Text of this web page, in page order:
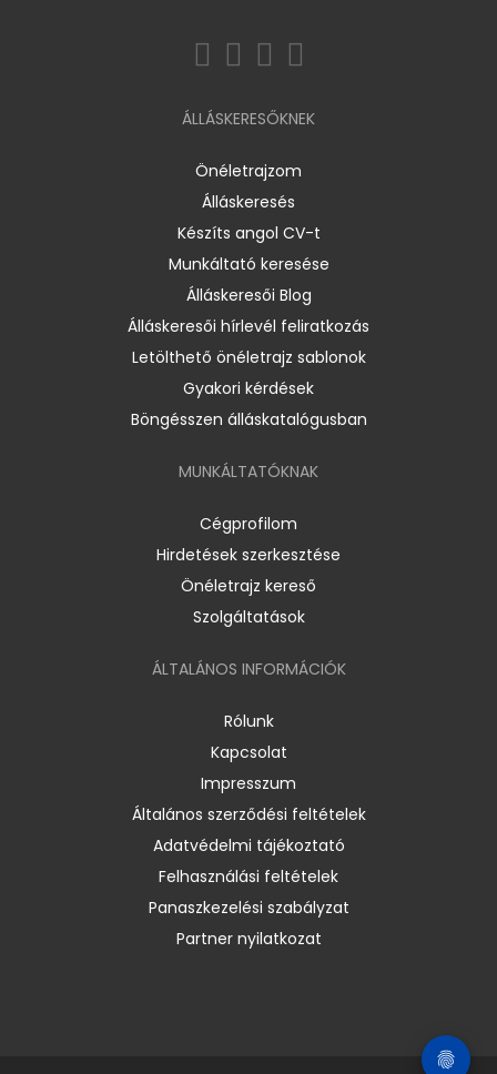
ÁLLÁSKERESŐKNEK
Önéletrajzom
Álláskeresés
Készíts angol CV-t
Munkáltató keresése
Álláskeresői Blog
Álláskeresői hírlevél feliratkozás
Letölthető önéletrajz sablonok
Gyakori kérdések
Böngésszen álláskatalógusban
MUNKÁLTATÓKNAK
Cégprofilom
Hirdetések szerkesztése
Önéletrajz kereső
Szolgáltatások
ÁLTALÁNOS INFORMÁCIÓK
Rólunk
Kapcsolat
Impresszum
Általános szerződési feltételek
Adatvédelmi tájékoztató
Felhasználási feltételek
Panaszkezelési szabályzat
Partner nyilatkozat